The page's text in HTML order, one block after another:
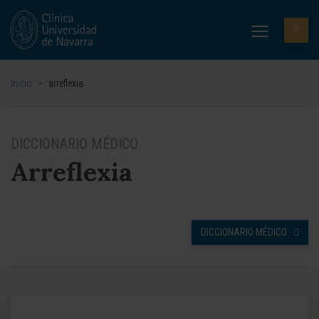
Inicio > arreflexia
DICCIONARIO MÉDICO
Arreflexia
DICCIONARIO MÉDICO